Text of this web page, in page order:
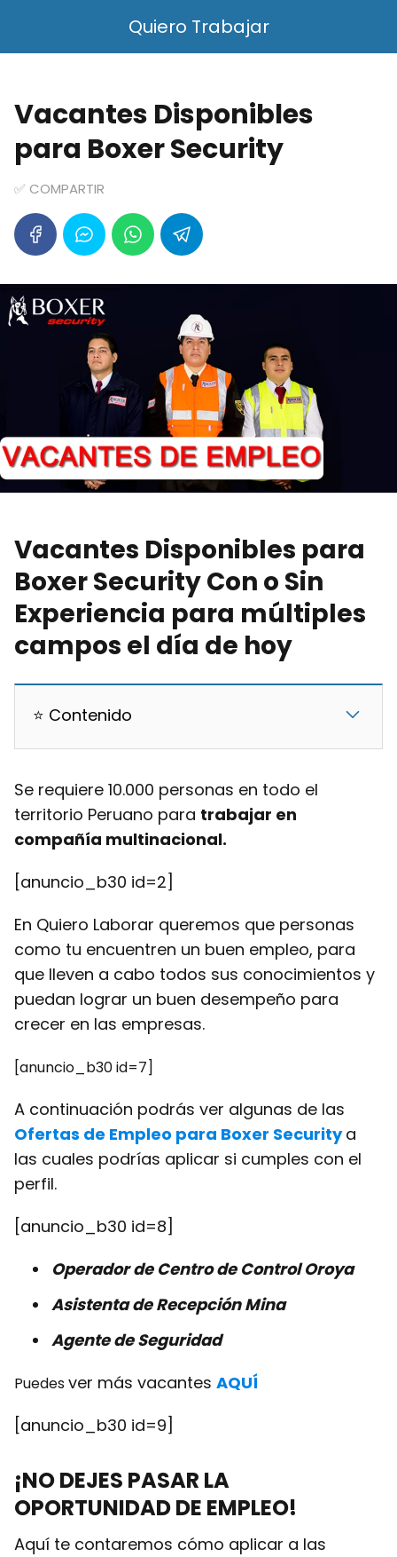
Quiero Trabajar
Vacantes Disponibles
para Boxer Security
✅ COMPARTIR
Vacantes Disponibles para
Boxer Security Con o Sin
Experiencia para múltiples
campos el día de hoy
⭐ Contenido
Se requiere 10.000 personas en todo el
territorio Peruano para trabajar en
compañía multinacional.
[anuncio_b30 id=2]
En Quiero Laborar queremos que personas
como tu encuentren un buen empleo, para
que lleven a cabo todos sus conocimientos y
puedan lograr un buen desempeño para
crecer en las empresas.
[anuncio_b30 id=7]
A continuación podrás ver algunas de las
Ofertas de Empleo para Boxer Securitya
las cuales podrías aplicar si cumples con el
perfil.
[anuncio_b30 id=8]
Operador de Centro de Control Oroya
Asistenta de Recepción Mina
Agente de Seguridad
Puedesver más vacantes AQUÍ
[anuncio_b30 id=9]
¡NO DEJES PASAR LA
OPORTUNIDAD DE EMPLEO!
Aquí te contaremos cómo aplicar a las